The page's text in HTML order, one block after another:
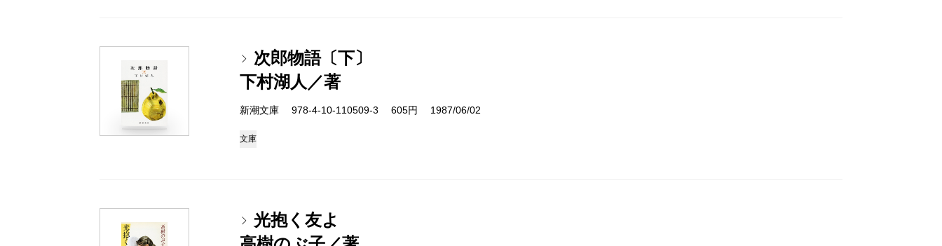
次郎物語〔下〕
下村湖人／著
新潮文庫 978-4-10-110509-3 605円 1987/06/02
文庫
光抱く友よ